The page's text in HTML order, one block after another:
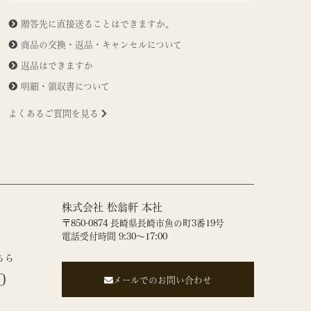
贈答先に直接送ることはできますか。
商品の交換・返品・キャンセルについて
返品はできますか
明細・領収書について
よくあるご質問を見る
株式会社 松翁軒 本社
〒850-0874 長崎県長崎市魚の町3番19号
電話受付時間 9:30～17:00
ら
メールでのお問い合わせ